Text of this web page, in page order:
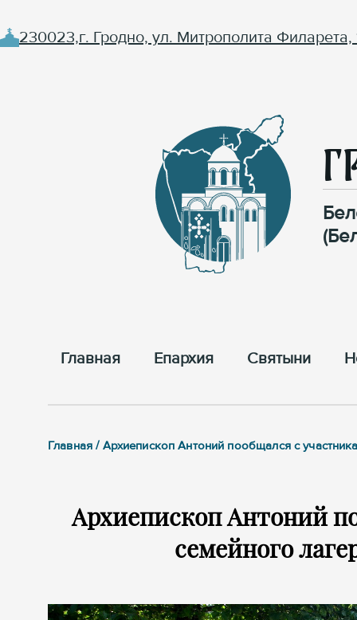
230023,г. Гродно, ул. Митрополита Филарета,
Главная Епархия Cвятыни
Главная / Архиепископ Антоний пообщался с
Архиепископ Антоний
семейного